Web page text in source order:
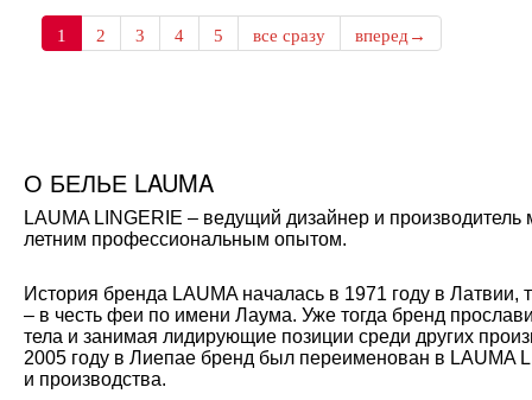
1 2 3 4 5 все сразу вперед→
О БЕЛЬЕ LAUMA
LAUMA LINGERIE – ведущий дизайнер и
летним профессиональным опытом.
История бренда LAUMA началась в 1971 году в
– в честь феи по имени Лаума. Уже тогда бренд
тела и занимая лидирующие позиции среди других
2005 году в Лиепае бренд был переименован в LAUMA
и производства.